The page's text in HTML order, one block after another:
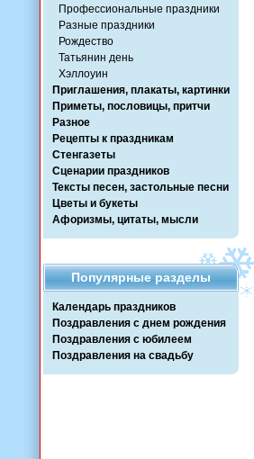
Профессиональные праздники
Разные праздники
Рождество
Татьянин день
Хэллоуин
Приглашения, плакаты, картинки
Приметы, пословицы, притчи
Разное
Рецепты к праздникам
Стенгазеты
Сценарии праздников
Тексты песен, застольные песни
Цветы и букеты
Афоризмы, цитаты, мысли
Популярные разделы
Календарь праздников
Поздравления с днем рождения
Поздравления с юбилеем
Поздравления на свадьбу